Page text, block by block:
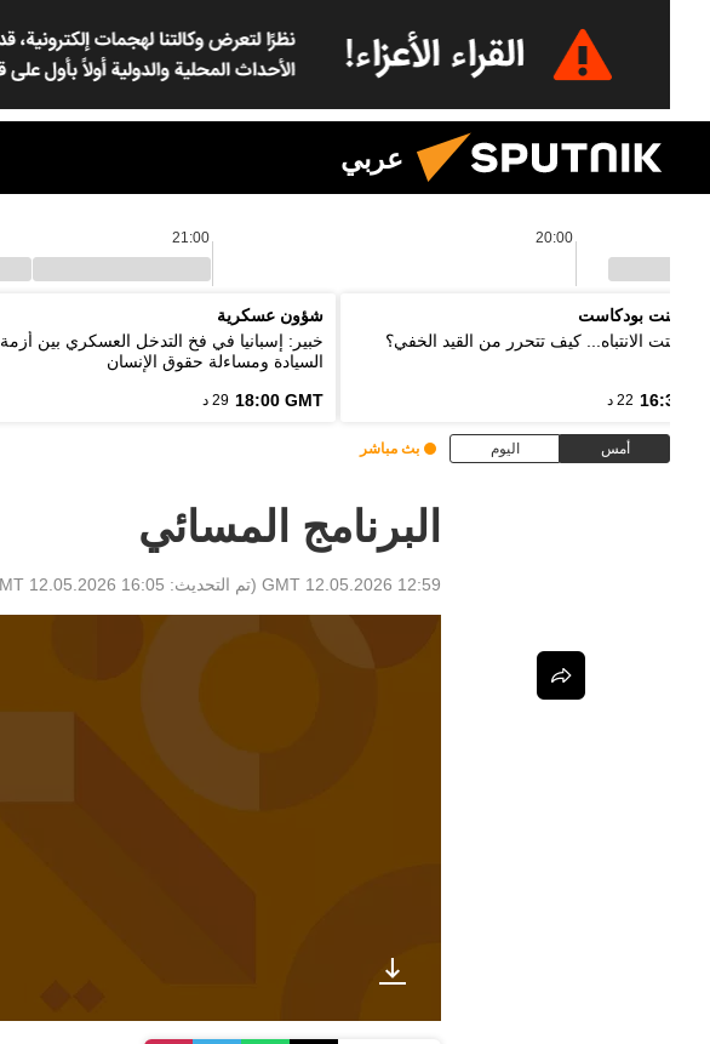
عربي
20:00
21:00
بوينت بودكاست
تشتت الانتباه... كيف تتحرر من القيد الخفي؟
16:33 22 د
شؤون عسكرية
خبير: إسبانيا في فخ التدخل العسكري بين أزمة
السيادة ومساءلة حقوق الإنسان
18:00 GMT 29 د
أمس اليوم بث مباشر
البرنامج المسائي
12:59 GMT 12.05.2026 (تم التحديث: 16:05 GMT 12.05.2026